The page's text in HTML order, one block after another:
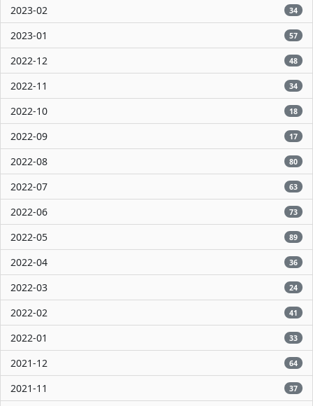
2023-02 34
2023-01 57
2022-12 48
2022-11 34
2022-10 18
2022-09 17
2022-08 80
2022-07 63
2022-06 73
2022-05 89
2022-04 36
2022-03 24
2022-02 41
2022-01 33
2021-12 64
2021-11 37